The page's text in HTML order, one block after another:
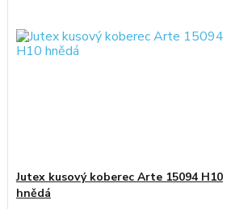
Jutex kusový koberec Arte 15094 H10
hnědá